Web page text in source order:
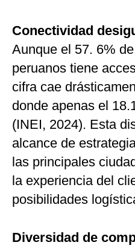
Conectividad
Aunque el 57. 6%
peruanos tiene
cifra cae
donde apenas el
(INEI, 2024). Esta
alcance de
las principales
la experiencia del
posibilidades
Diversidad de